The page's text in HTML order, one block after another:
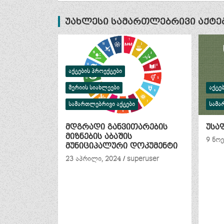
უახლესი სამართლებრივი
ᲐᲥᲢᲔᲑᲘᲡ ᲞᲠᲝᲔᲥᲢᲔᲑᲘ
ᲛᲔᲠᲘᲘᲡ ᲡᲘᲐᲮᲚᲔᲔᲑᲘ
ᲡᲐᲛᲐᲠᲗᲚᲔᲑᲠᲘᲕᲘ ᲐᲥᲢᲔᲑᲘ
მდგრადი განვითარების
მიზნების აბაშის
მუნიციპალური დოკუმენტი
23 აპრილი, 2024
superuser
9